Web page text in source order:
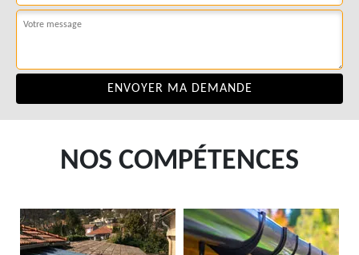
NOS COMPÉTENCES